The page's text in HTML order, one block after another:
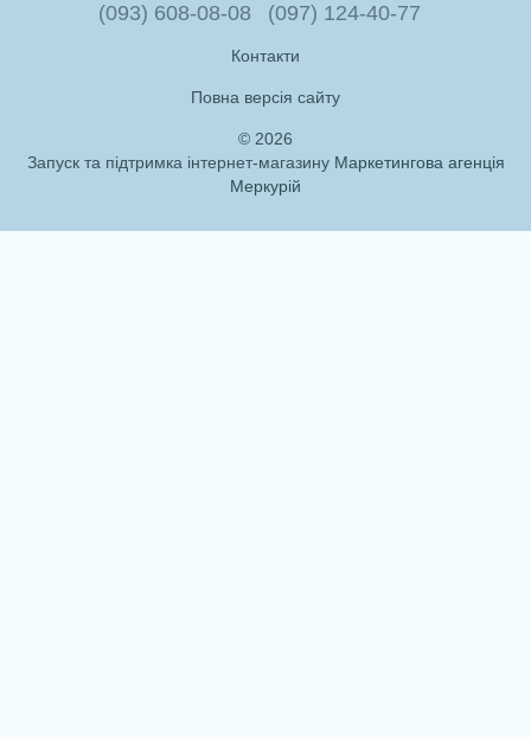
(093) 608-08-08 (097) 124-40-77
Контакти
Повна версія сайту
© 2026
Запуск та підтримка інтернет-магазину Маркетингова агенція
Меркурій